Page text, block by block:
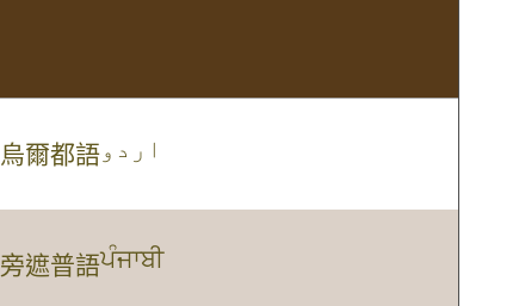
烏爾都語اردو
旁遮普語ਪੰਜਾਬੀ